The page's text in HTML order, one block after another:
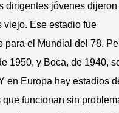
dirigentes jóvenes
viejo. Ese estadio fue
para el Mundial del 78.
1950, y Boca, de 1940,
en Europa hay estadios
que funcionan sin